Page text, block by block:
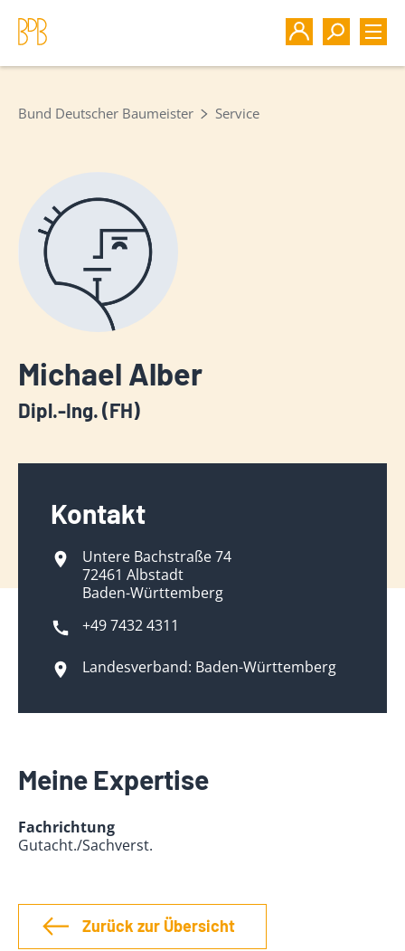
Bund Deutscher Baumeister Service
Michael Alber
Dipl.-Ing. (FH)
Kontakt
Untere Bachstraße 74
72461 Albstadt
Baden-Württemberg
+49 7432 4311
Landesverband: Baden-Württemberg
Meine Expertise
Fachrichtung
Gutacht./Sachverst.
Zurück zur Übersicht